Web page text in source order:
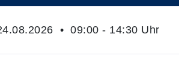
• 09:00 - 14:30 Uhr